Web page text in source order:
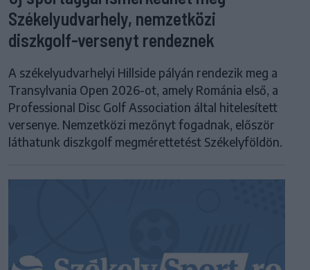
Székelyudvarhely, nemzetközi
diszkgolf-versenyt rendeznek
A székelyudvarhelyi Hillside pályán rendezik meg a
Transylvania Open 2026-ot, amely Románia első, a
Professional Disc Golf Association által hitelesített
versenye. Nemzetközi mezőnyt fogadnak, először
láthatunk diszkgolf megmérettetést Székelyföldön.